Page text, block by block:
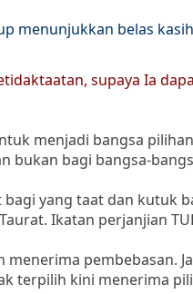
menunjukkan belas
supaya Ia
menjadi bangsa
bukan bagi bangsa-
yang taat dan kutuk
Ikatan perjanjian
pembebasan.
terpilih kini menerima